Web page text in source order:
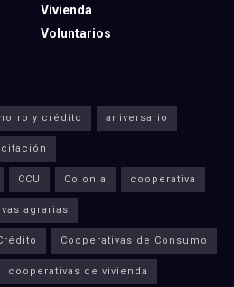
Vivienda
Voluntarios
y crédito aniversario
CCU Colonia cooperativa
agrarias
Cooperativas de Consumo
cooperativas de vivienda